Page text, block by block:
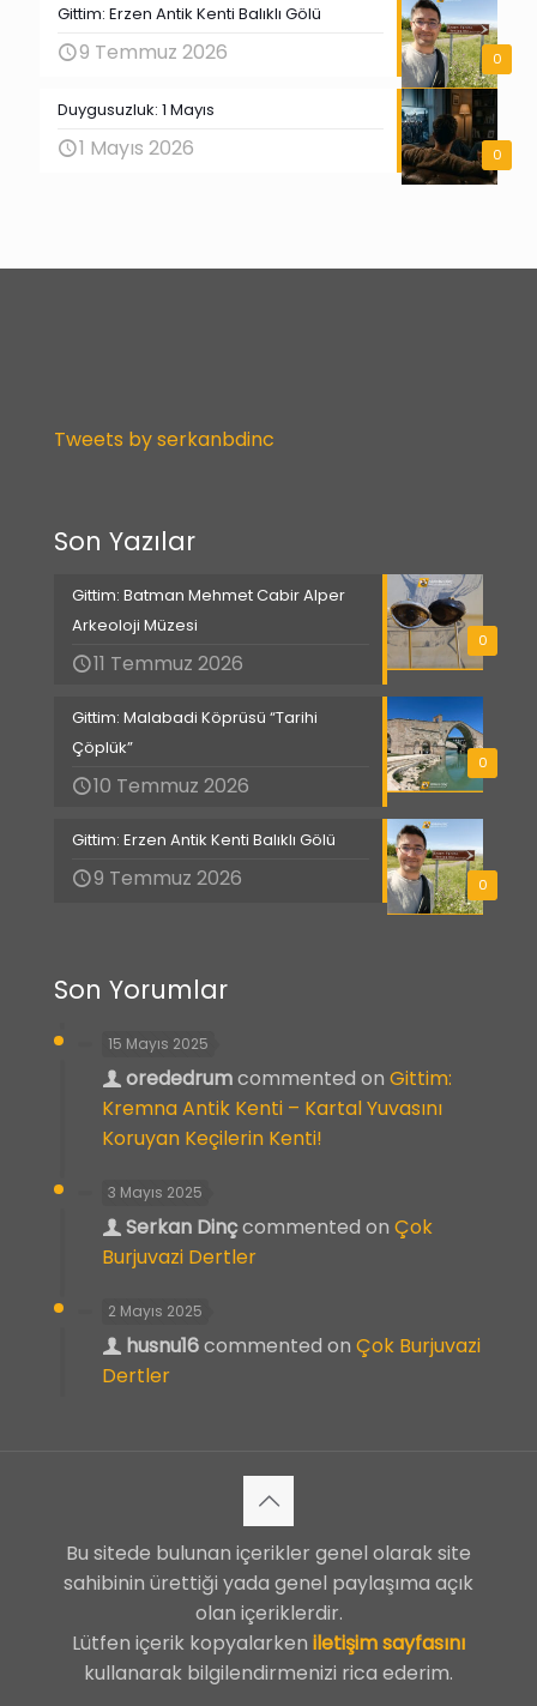
0
Gittim: Erzen Antik Kenti Balıklı Gölü
9 Temmuz 2026
0
Duygusuzluk: 1 Mayıs
1 Mayıs 2026
Tweets by serkanbdinc
Son Yazılar
0
Gittim: Batman Mehmet Cabir Alper
Arkeoloji Müzesi
11 Temmuz 2026
0
Gittim: Malabadi Köprüsü “Tarihi
Çöplük”
10 Temmuz 2026
0
Gittim: Erzen Antik Kenti Balıklı Gölü
9 Temmuz 2026
Son Yorumlar
15 Mayıs 2025
orededrumcommented on Gittim:
Kremna Antik Kenti – Kartal Yuvasını
Koruyan Keçilerin Kenti!
3 Mayıs 2025
Serkan Dinçcommented on Çok
Burjuvazi Dertler
2 Mayıs 2025
husnu16commented on Çok Burjuvazi
Dertler
Bu sitede bulunan içerikler genel olarak site
sahibinin ürettiği yada genel paylaşıma açık
olan içeriklerdir.
Lütfen içerik kopyalarken iletişim sayfasını
kullanarak bilgilendirmenizi rica ederim.